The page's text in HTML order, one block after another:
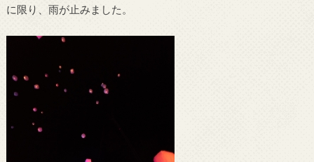
に限り、雨が止みました。